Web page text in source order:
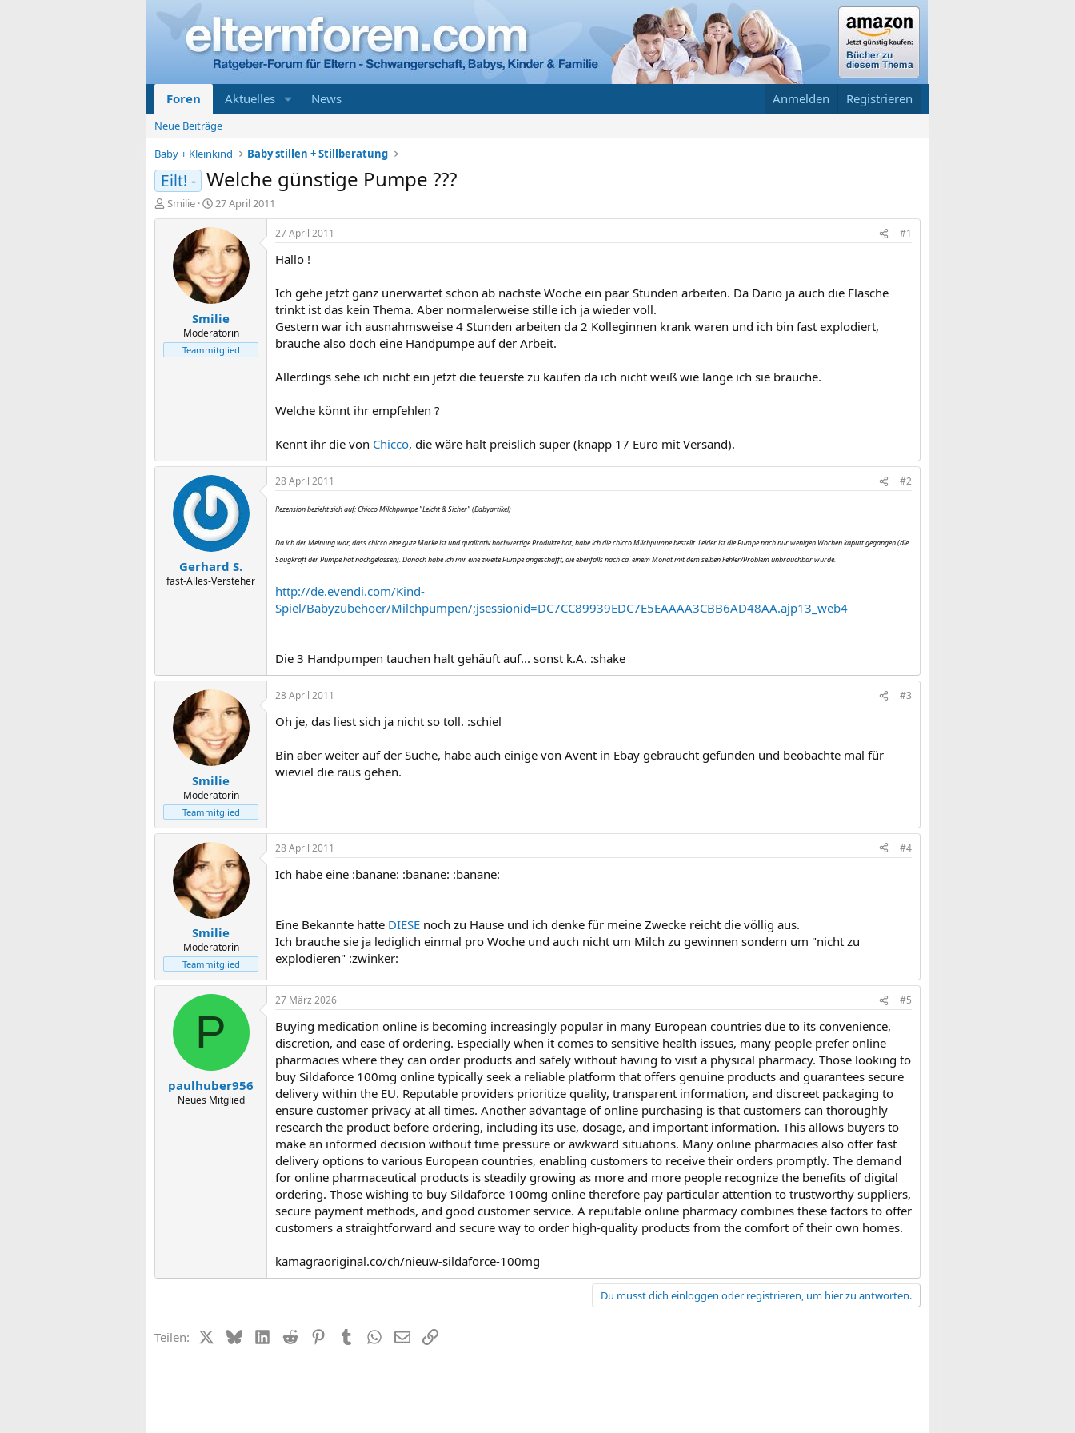
Foren Aktuelles News Anmelden Registrieren
Neue Beiträge
Baby + Kleinkind
Baby stillen + Stillberatung
Eilt! - Welche günstige Pumpe ???
E
r
Smilie
E
r
s
l
l
t
a
m
27 April 2011
Smilie
Moderatorin
Teammitglied
27 April 2011 #1
Hallo !
Ich gehe jetzt ganz unerwartet schon ab nächste Woche ein paar Stunden arbeiten. Da Dario ja auch die Flasche
trinkt ist das kein Thema. Aber normalerweise stille ich ja wieder voll.
Gestern war ich ausnahmsweise 4 Stunden arbeiten da 2 Kolleginnen krank waren und ich bin fast explodiert,
brauche also doch eine Handpumpe auf der Arbeit.
Allerdings sehe ich nicht ein jetzt die teuerste zu kaufen da ich nicht weiß wie lange ich sie brauche.
Welche könnt ihr empfehlen ?
Kennt ihr die von Chicco, die wäre halt preislich super (knapp 17 Euro mit Versand).
Gerhard S.
fast-Alles-Versteher
28 April 2011 #2
Rezension bezieht sich auf: Chicco Milchpumpe "Leicht & Sicher" (Babyartikel)
Da ich der Meinung war, dass chicco eine gute Marke ist und qualitativ hochwertige Produkte hat, habe ich die chicco Milchpumpe bestellt. Leider ist die Pumpe nach nur wenigen Wochen kaputt gegangen (die
Saugkraft der Pumpe hat nachgelassen). Danach habe ich mir eine zweite Pumpe angeschafft, die ebenfalls nach ca. einem Monat mit dem selben Fehler/Problem unbrauchbar wurde.
http://de.evendi.com/Kind-
Spiel/Babyzubehoer/Milchpumpen/;jsessionid=DC7CC89939EDC7E5EAAAA3CBB6AD48AA.ajp13_web4
Die 3 Handpumpen tauchen halt gehäuft auf... sonst k.A. :shake
Smilie
Moderatorin
Teammitglied
28 April 2011 #3
Oh je, das liest sich ja nicht so toll. :schiel
Bin aber weiter auf der Suche, habe auch einige von Avent in Ebay gebraucht gefunden und beobachte mal für
wieviel die raus gehen.
Smilie
Moderatorin
Teammitglied
28 April 2011 #4
Ich habe eine :banane: :banane: :banane:
Eine Bekannte hatte DIESE noch zu Hause und ich denke für meine Zwecke reicht die völlig aus.
Ich brauche sie ja lediglich einmal pro Woche und auch nicht um Milch zu gewinnen sondern um "nicht zu
explodieren" :zwinker:
P
paulhuber956
Neues Mitglied
27 März 2026 #5
Buying medication online is becoming increasingly popular in many European countries due to its convenience,
discretion, and ease of ordering. Especially when it comes to sensitive health issues, many people prefer online
pharmacies where they can order products and safely without having to visit a physical pharmacy. Those looking to
buy Sildaforce 100mg online typically seek a reliable platform that offers genuine products and guarantees secure
delivery within the EU. Reputable providers prioritize quality, transparent information, and discreet packaging to
ensure customer privacy at all times. Another advantage of online purchasing is that customers can thoroughly
research the product before ordering, including its use, dosage, and important information. This allows buyers to
make an informed decision without time pressure or awkward situations. Many online pharmacies also offer fast
delivery options to various European countries, enabling customers to receive their orders promptly. The demand
for online pharmaceutical products is steadily growing as more and more people recognize the benefits of digital
ordering. Those wishing to buy Sildaforce 100mg online therefore pay particular attention to trustworthy suppliers,
secure payment methods, and good customer service. A reputable online pharmacy combines these factors to offer
customers a straightforward and secure way to order high-quality products from the comfort of their own homes.
kamagraoriginal.co/ch/nieuw-sildaforce-100mg
Du musst dich einloggen oder registrieren, um hier zu antworten.
Teilen: X (Twitter)
BlueskyLinkedIn
Reddit PinterestTumblrWhatsApp
E-MailLink